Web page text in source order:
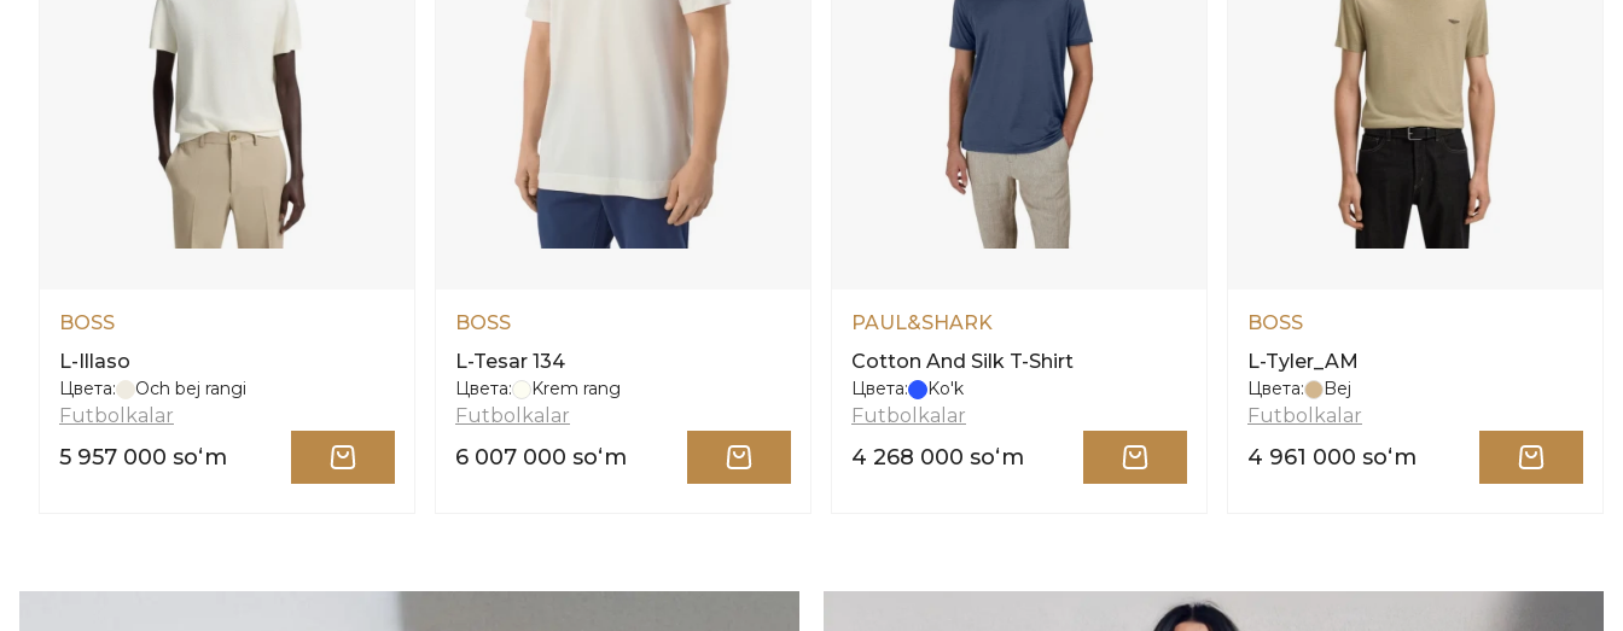
BOSS
L-Illaso
Цвета: Och bej rangi
Futbolkalar
5 957 000 soʻm
BOSS
L-Tesar 134
Цвета: Krem rang
Futbolkalar
6 007 000 soʻm
PAUL&SHARK
Cotton And Silk T-Shirt
Цвета: Ko'k
Futbolkalar
4 268 000 soʻm
BOSS
L-Tyler_AM
Цвета: Bej
Futbolkalar
4 961 000 soʻm